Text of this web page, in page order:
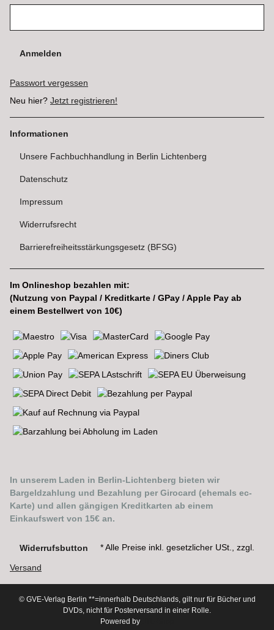
Anmelden
Passwort vergessen
Neu hier? Jetzt registrieren!
Informationen
Unsere Fachbuchhandlung in Berlin Lichtenberg
Datenschutz
Impressum
Widerrufsrecht
Barrierefreiheitsstärkungsgesetz (BFSG)
Im Onlineshop bezahlen mit:
(Nutzung von Paypal / Kreditkarte / GPay / Apple Pay ab
einem Bestellwert von 10€)
In unserem Laden in Berlin-Lichtenberg bieten wir
Bargeldzahlung und Bezahlung per Girocard (ehemals ec-
Karte) und allen gängigen Kreditkarten ab einem
Einkaufswert von 15€ an.
Widerrufsbutton * Alle Preise inkl. gesetzlicher USt., zzgl.
Versand
© GVE-Verlag Berlin **=innerhalb Deutschlands, gilt nur für Bücher und
DVDs, nicht für Posterversand in einer Rolle.
Powered by